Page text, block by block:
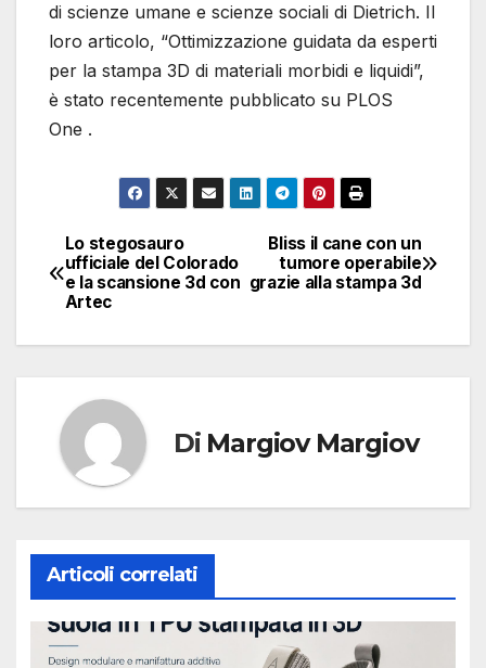
di scienze umane e scienze sociali di Dietrich. Il
loro articolo, “Ottimizzazione guidata da esperti
per la stampa 3D di materiali morbidi e liquidi”,
è stato recentemente pubblicato su PLOS
One .
Navigazione
articoli
Bliss il cane con un
tumore operabile
grazie alla stampa 3d
Lo stegosauro
ufficiale del Colorado
e la scansione 3d con
Artec
Di Margiov Margiov
Articoli correlati